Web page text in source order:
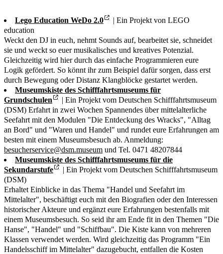
Lego Education WeDo 2.0
| Ein Projekt von LEGO
education
Weckt den DJ in euch, nehmt Sounds auf, bearbeitet sie, schneidet
sie und weckt so euer musikalisches und kreatives Potenzial.
Gleichzeitig wird hier durch das einfache Programmieren eure
Logik gefördert. So könnt ihr zum Beispiel dafür sorgen, dass erst
durch Bewegung oder Distanz Klangblöcke gestartet werden.
Museumskiste des Schifffahrtsmuseums für
Grundschulen
| Ein Projekt vom Deutschen Schifffahrtsmuseum
(DSM) Erfahrt in zwei Wochen Spannendes über mittelalterliche
Seefahrt mit den Modulen "Die Entdeckung des Wracks", "Alltag
an Bord" und "Waren und Handel" und rundet eure Erfahrungen am
besten mit einem Museumsbesuch ab. Anmeldung:
besucherservice@dsm.museum und Tel. 0471 48207844
Museumskiste des Schifffahrtsmuseums für die
Sekundarstufe
| Ein Projekt vom Deutschen Schifffahrtsmuseum
(DSM)
Erhaltet Einblicke in das Thema "Handel und Seefahrt im
Mittelalter", beschäftigt euch mit den Biografien oder den Interessen
historischer Akteure und ergänzt eure Erfahrungen bestenfalls mit
einem Museumsbesuch. So seid ihr am Ende fit in den Themen "Die
Hanse", "Handel" und "Schiffbau". Die Kiste kann von mehreren
Klassen verwendet werden. Wird gleichzeitig das Programm "Ein
Handelsschiff im Mittelalter" dazugebucht, entfallen die Kosten